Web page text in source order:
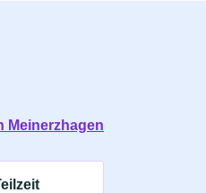
Meinerzhagen